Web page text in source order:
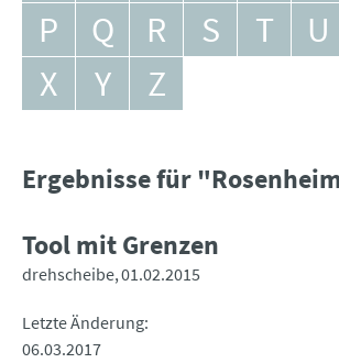
P
Q R S T U
X
Y Z
Ergebnisse für
Tool mit Grenzen
drehscheibe 01.02.2015
Letzte Änderung
06.03.2017